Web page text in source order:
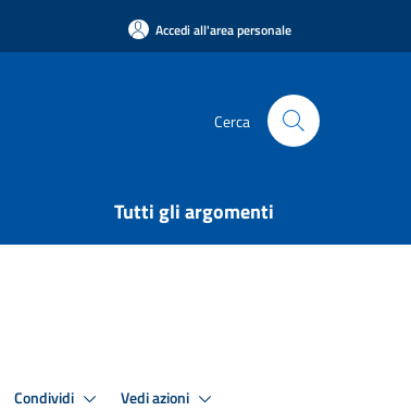
Accedi all'area personale
Cerca
Tutti gli argomenti
Condividi Vedi azioni